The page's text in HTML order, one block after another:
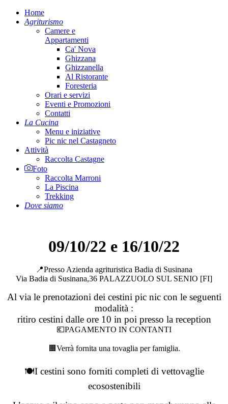
Home
Agriturismo
Camere e
Appartamenti
Ca' Nova
Ghizzana
Ghizzanella
Al Ristorante
Foresteria
Orari e servizi
Eventi e Promozioni
Contatti
La Cucina
Menu e iniziative
Pic nic nel Castagneto
Attività
Raccolta Castagne
Foto
Raccolta Marroni
La Piscina
Trekking
Dove siamo
09/10/22 e 16/10/22
📍Presso Azienda agrituristica Badia di Susinana
Via Badia di Susinana,36 PALAZZUOLO SUL SENIO [FI]
Al via le prenotazioni dei cestini pic nic con le seguenti
modalità :
ritiro cestini dalle ore 10 in poi presso la reception
💶PAGAMENTO IN CONTANTI
🟧Verrà fornita una tovaglia per famiglia.
🍽I cestini sono forniti completi di vettovaglie
ecosostenibili